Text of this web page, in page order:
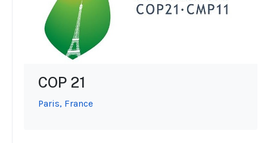
COP 21
Paris, France